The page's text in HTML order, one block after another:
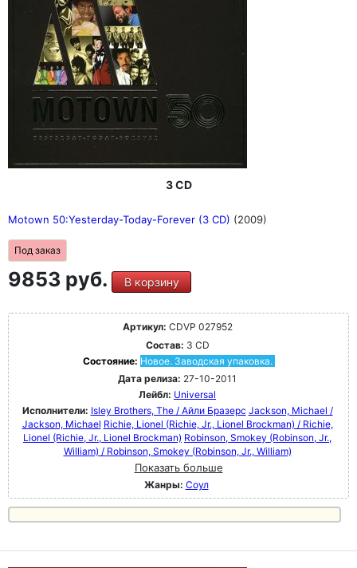
3 CD
Motown 50:Yesterday-Today-Forever (3 CD) (2009)
Под заказ
9853 руб. В корзину
Артикул: CDVP 027952
Состав: 3 CD
Состояние: Новое. Заводская упаковка.
Дата релиза: 27-10-2011
Лейбл: Universal
Исполнители: Isley Brothers, The / Айли Бразерс Jackson, Michael /
Jackson, Michael Richie, Lionel (Richie, Jr., Lionel Brockman) / Richie,
Lionel (Richie, Jr., Lionel Brockman) Robinson, Smokey (Robinson, Jr.,
William) / Robinson, Smokey (Robinson, Jr., William)
Показать больше
Жанры: Соул